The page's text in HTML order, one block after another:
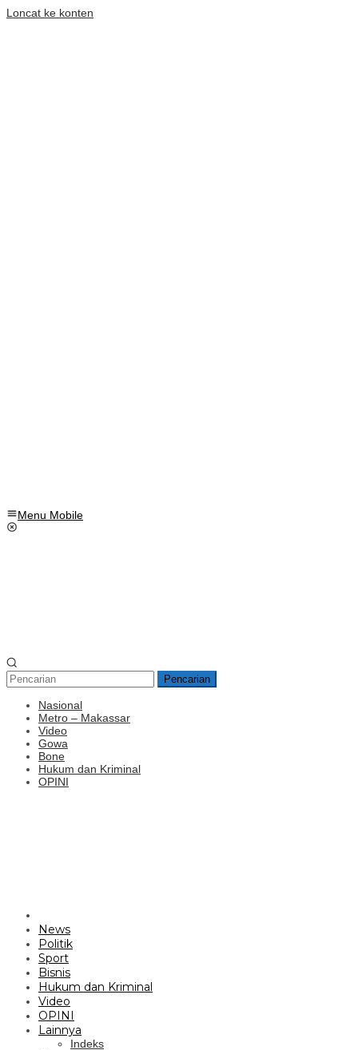
Loncat ke konten
Menu Mobile
Pencarian
Nasional
Metro – Makassar
Video
Gowa
Bone
Hukum dan Kriminal
OPINI
News
Politik
Sport
Bisnis
Hukum dan Kriminal
Video
OPINI
Lainnya
Indeks